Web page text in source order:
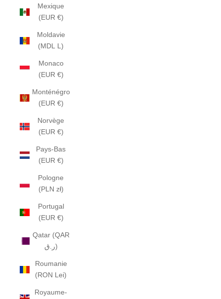
Mexique
(EUR €)
Moldavie
(MDL L)
Monaco
(EUR €)
Monténégro
(EUR €)
Norvège
(EUR €)
Pays-Bas
(EUR €)
Pologne
(PLN zł)
Portugal
(EUR €)
Qatar (QAR
ر.ق)
Roumanie
(RON Lei)
Royaume-